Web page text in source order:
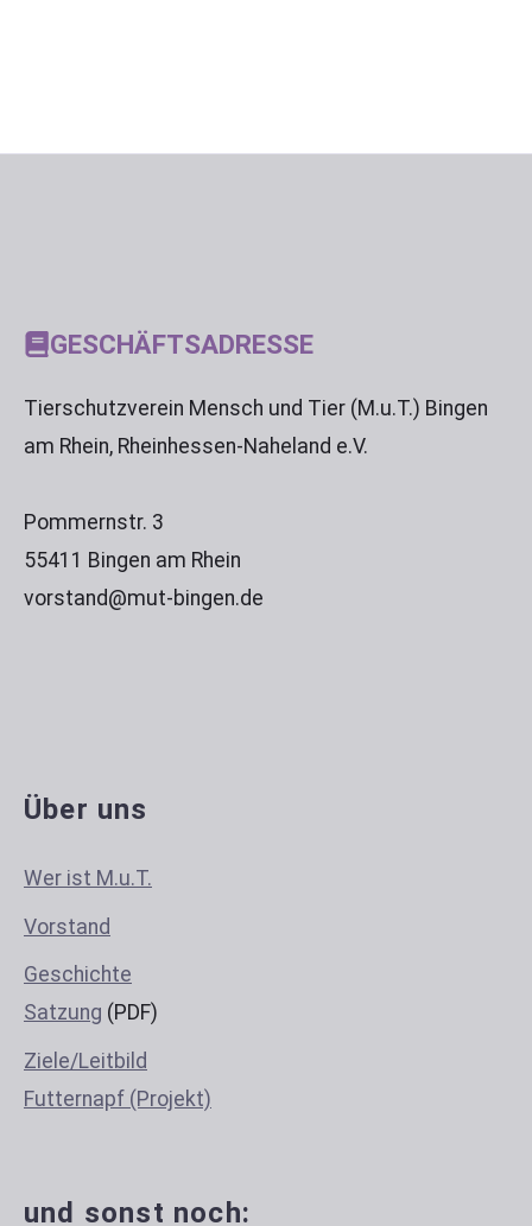
GESCHÄFTSADRESSE
Tierschutzverein Mensch und Tier (M.u.T.) Bingen
am Rhein, Rheinhessen-Naheland e.V.
Pommernstr. 3
55411 Bingen am Rhein
vorstand@mut-bingen.de
Über uns
Wer ist M.u.T.
Vorstand
Geschichte
Satzung (PDF)
Ziele/Leitbild
Futternapf (Projekt)
und sonst noch: